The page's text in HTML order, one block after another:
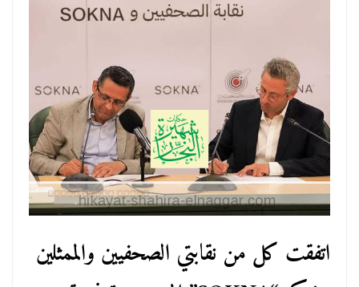
اتفقت كل من نقابتي الصحفيين والممثلين